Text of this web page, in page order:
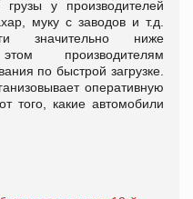
у производителей
муку с заводов и т.д.
значительно ниже
производителям
по быстрой загрузке.
оперативную
того, какие автомобили